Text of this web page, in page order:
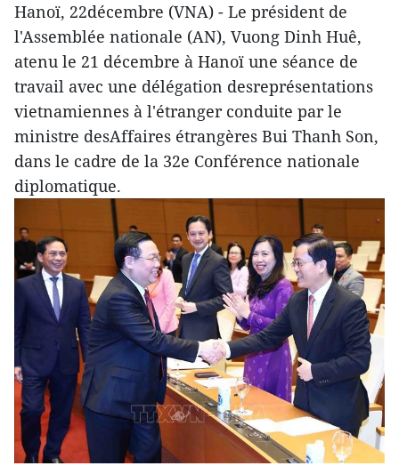
Hanoï, 22décembre (VNA) - Le président de
l'Assemblée nationale (AN), Vuong Dinh Huê,
atenu le 21 décembre à Hanoï une séance de
travail avec une délégation desreprésentations
vietnamiennes à l'étranger conduite par le
ministre desAffaires étrangères Bui Thanh Son,
dans le cadre de la 32e Conférence nationale
diplomatique.